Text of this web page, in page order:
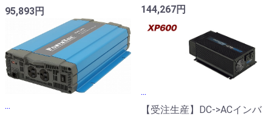
95,893円
144,267円
...
...
【受注生産】DC->ACインバ